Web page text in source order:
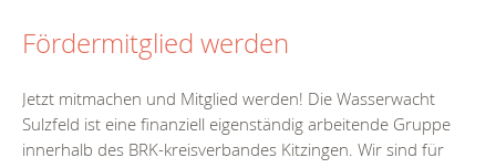
Fördermitglied werden
Jetzt mitmachen und Mitglied werden! Die Wasserwacht
Sulzfeld ist eine finanziell eigenständig arbeitende Gruppe
innerhalb des BRK-kreisverbandes Kitzingen. Wir sind für